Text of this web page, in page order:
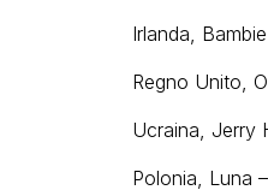
Irlanda,
Regno Unito,
Ucraina, Jerry
Polonia, Luna